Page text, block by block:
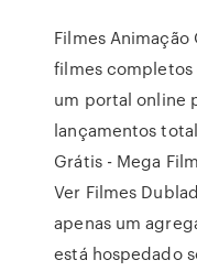
Filmes Animação
filmes completos
um portal online
lançamentos
Grátis - Mega
Ver Filmes
apenas um
está hospedado